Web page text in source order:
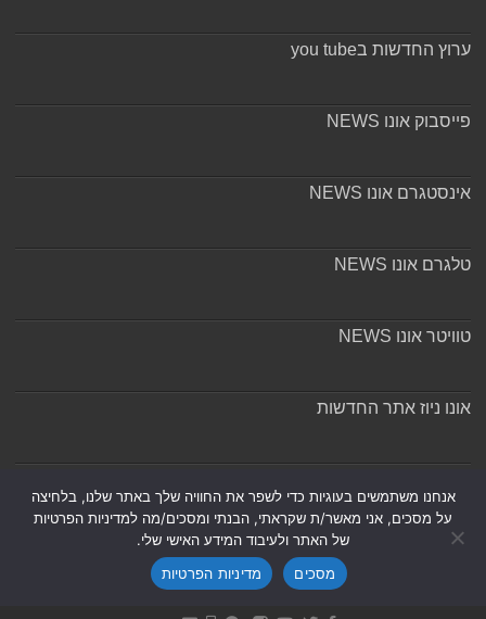
ערוץ החדשות בyou tube
פייסבוק אונו NEWS
אינסטגרם אונו NEWS
טלגרם אונו NEWS
טוויטר אונו NEWS
אונו ניוז אתר החדשות
אנחנו משתמשים בעוגיות כדי לשפר את החוויה שלך באתר שלנו, בלחיצה
על מסכים, אני מאשר/ת שקראתי, הבנתי ומסכים/מה למדיניות הפרטיות
של האתר ולעיבוד המידע האישי שלי.
מסכים
מדיניות הפרטיות